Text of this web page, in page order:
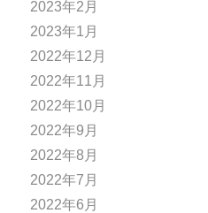
2023年2月
2023年1月
2022年12月
2022年11月
2022年10月
2022年9月
2022年8月
2022年7月
2022年6月